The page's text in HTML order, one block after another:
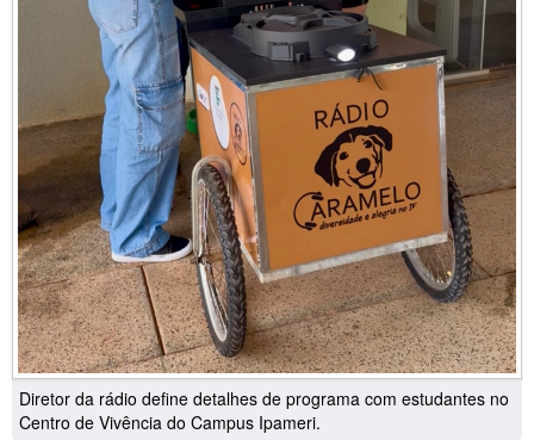
Diretor da rádio define detalhes de programa com estudantes no
Centro de Vivência do Campus Ipameri.